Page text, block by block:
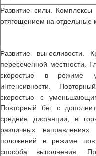
Развитие силы.
отягощением на
Развитие
пересеченной местности.
скоростью в режиме
интенсивности.
скоростью с
Повторный бег с
средние дистанции, в
различных
положений в режиме
способа выполнения.